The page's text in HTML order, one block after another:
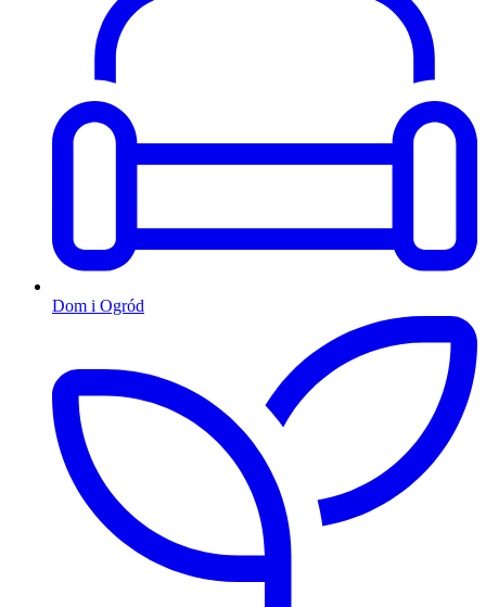
Dom i Ogród